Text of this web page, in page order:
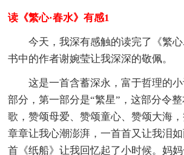
读《繁心·春水》有感1
今天，我深有感触的读完了《繁心
书中的作者谢婉莹让我深深的敬佩。
这是一首含蓄深永，富于哲理的
部分，第一部分是“繁星”，这部分令
歌，赞颂母爱、赞颂童心、赞颂大海
章章让我心潮澎湃，一首首又让我泪
首《纸船》让我回忆起了小时候。妈